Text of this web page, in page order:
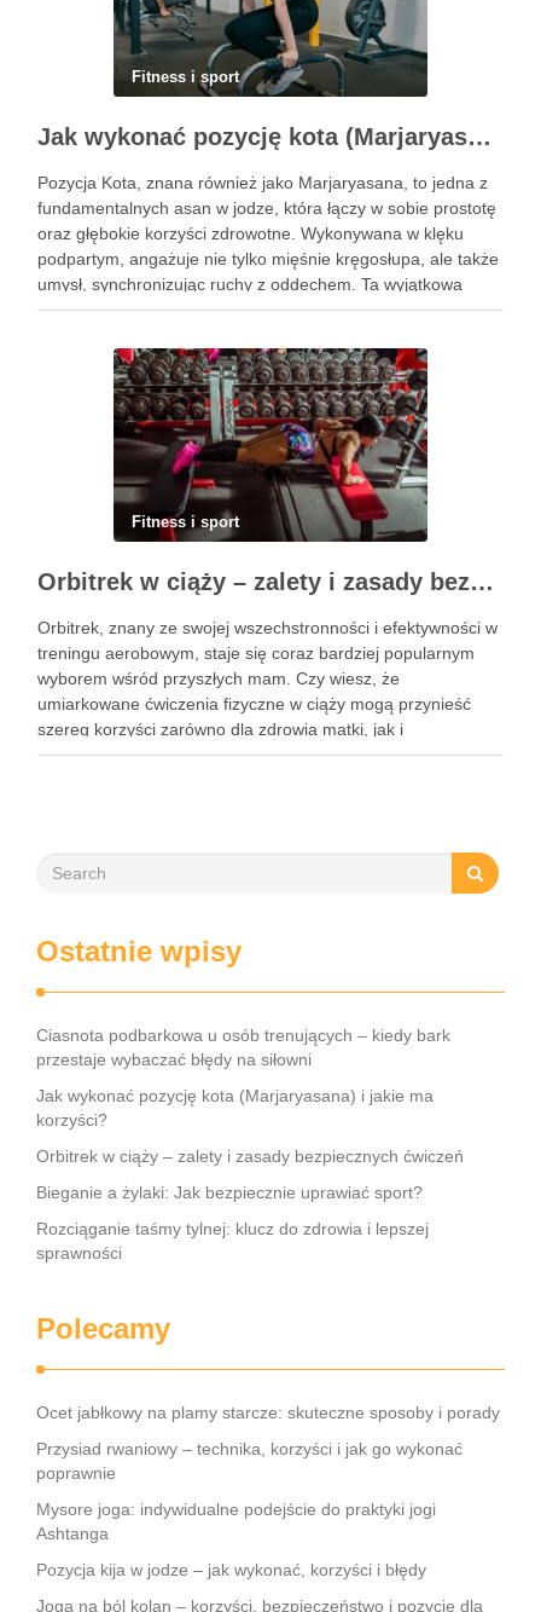
Fitness i sport
Jak wykonać pozycję kota (Marjaryasana) i jakie ma korzyści?
Pozycja Kota, znana również jako Marjaryasana, to jedna z
fundamentalnych asan w jodze, która łączy w sobie prostotę
oraz głębokie korzyści zdrowotne. Wykonywana w klęku
podpartym, angażuje nie tylko mięśnie kręgosłupa, ale także
umysł, synchronizując ruchy z oddechem. Ta wyjątkowa
praktyka nie tylko poprawia elastyczność ciała, ale również
Fitness i sport
Orbitrek w ciąży – zalety i zasady bezpiecznych ćwiczeń
Orbitrek, znany ze swojej wszechstronności i efektywności w
treningu aerobowym, staje się coraz bardziej popularnym
wyborem wśród przyszłych mam. Czy wiesz, że
umiarkowane ćwiczenia fizyczne w ciąży mogą przynieść
szereg korzyści zarówno dla zdrowia matki, jak i
rozwijającego się dziecka? Właściwie dobrany program
Ostatnie wpisy
Ciasnota podbarkowa u osób trenujących – kiedy bark
przestaje wybaczać błędy na siłowni
Jak wykonać pozycję kota (Marjaryasana) i jakie ma
korzyści?
Orbitrek w ciąży – zalety i zasady bezpiecznych ćwiczeń
Bieganie a żylaki: Jak bezpiecznie uprawiać sport?
Rozciąganie taśmy tylnej: klucz do zdrowia i lepszej
sprawności
Polecamy
Ocet jabłkowy na plamy starcze: skuteczne sposoby i porady
Przysiad rwaniowy – technika, korzyści i jak go wykonać
poprawnie
Mysore joga: indywidualne podejście do praktyki jogi
Ashtanga
Pozycja kija w jodze – jak wykonać, korzyści i błędy
Joga na ból kolan – korzyści, bezpieczeństwo i pozycje dla